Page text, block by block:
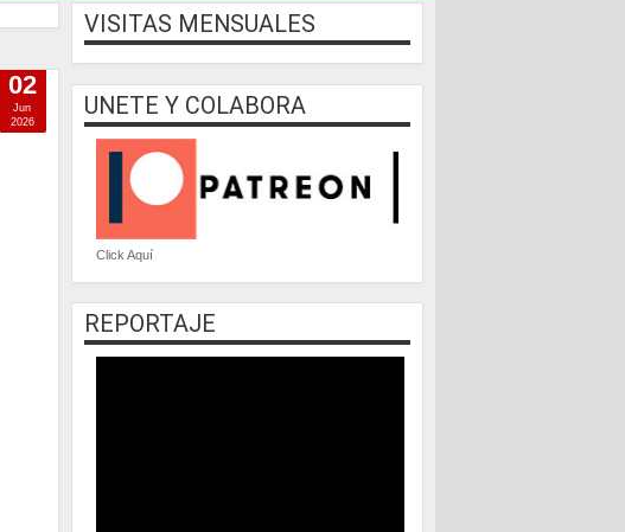
02
Jun
2026
VISITAS MENSUALES
UNETE Y COLABORA
Click Aquí
REPORTAJE